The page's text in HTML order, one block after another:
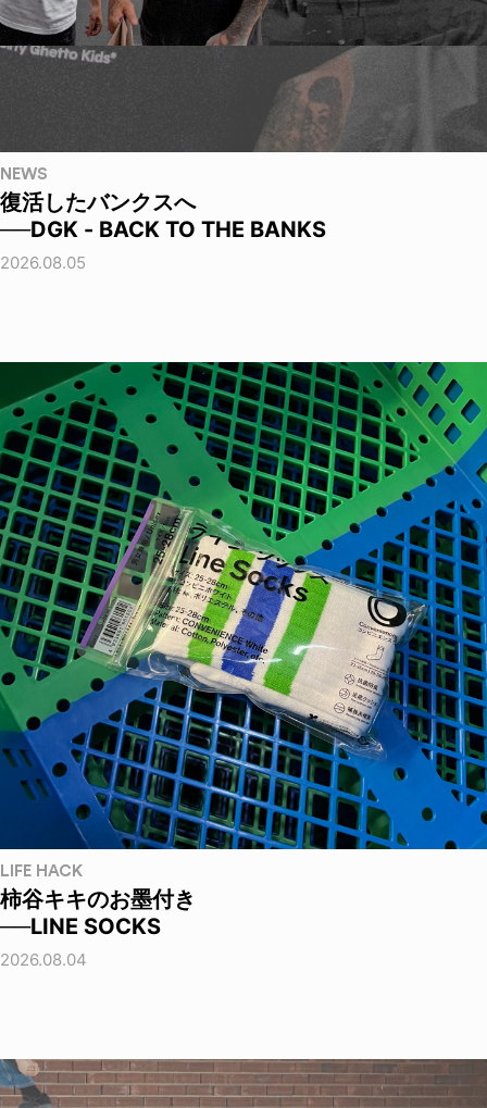
NEWS
復活したバンクスへ
──DGK - BACK TO THE BANKS
2026.08.05
LIFE HACK
柿谷キキのお墨付き
──LINE SOCKS
2026.08.04